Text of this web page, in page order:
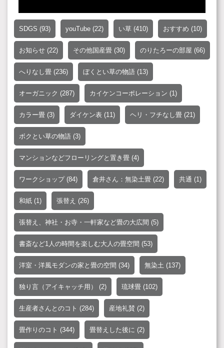
SDGS (93) youTube (22) い草 (410) おすすめ (10)
お知らせ (22) その他国産畳 (30) のりたろーの部屋 (66)
へりなし畳 (236) ぼくとい草の物語 (13)
オーガニック (287) カイケンコーポレーション (1)
カラー畳 (3) ダイケン表 (11) ヘリ・フチなし畳 (21)
ボクとい草の物語 (3)
マンションなどフローリングと置き畳 (4)
ワークショップ(84) 倉井さん：無染土畳 (22) 共通 (1)
和紙 (1) 張替え (26)
張替え、神社・お寺・一軒家など畳の大広間 (5)
書斎など1人の時間を楽しむ大人の畳空間 (53)
洋室・洋風モダンの家と畳の空間 (34) 無染土 (137)
独り言（アイキャッチ用） (2) 琉球畳 (102)
生産者さんとのコト (284) 産地礼賛 (2)
畳作りのコト (344) 畳替えした後に (2)